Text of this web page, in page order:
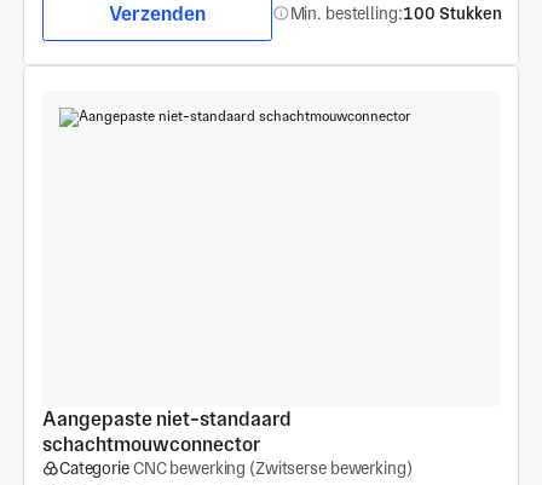
Verzenden Min. bestelling:100 Stukken
Aangepaste niet-standaard
schachtmouwconnector
CategorieCNC bewerking (Zwitserse bewerking)